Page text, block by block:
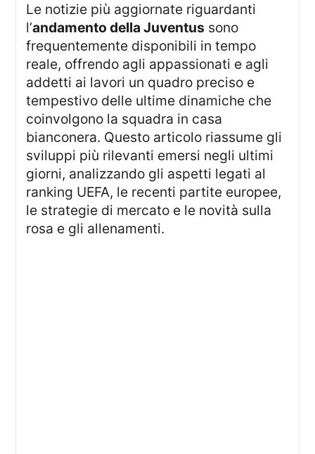
Le notizie più aggiornate riguardanti
l’andamento della Juventus sono
frequentemente disponibili in tempo
reale, offrendo agli appassionati e agli
addetti ai lavori un quadro preciso e
tempestivo delle ultime dinamiche che
coinvolgono la squadra in casa
bianconera. Questo articolo riassume gli
sviluppi più rilevanti emersi negli ultimi
giorni, analizzando gli aspetti legati al
ranking UEFA, le recenti partite europee,
le strategie di mercato e le novità sulla
rosa e gli allenamenti.